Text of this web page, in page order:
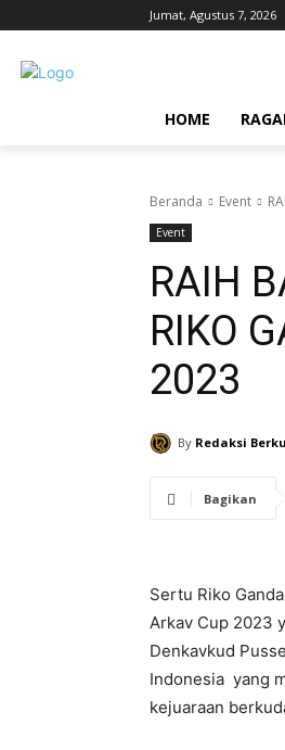
Jumat, Agustus 7, 2026
HOME
Beranda Event
Event
RAIH
RIKO
2023
By Redaksi
Bagikan
Sertu Riko
Arkav Cup 2023
Denkavkud
Indonesia yang
kejuaraan